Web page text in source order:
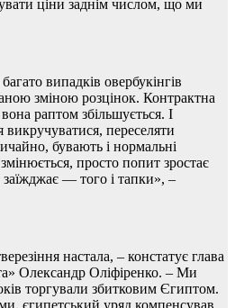
ціни заднім числом, що ми
випадків овербукінгів
зміною розцінок. Контрактна
раптом збільшується. І
переселяти
бувають і нормальні
просто попит зростає
— того і тапки», –
настала, – констатує глава
Олександр Оліфіренко. – Ми
торгували збитковим Єгиптом.